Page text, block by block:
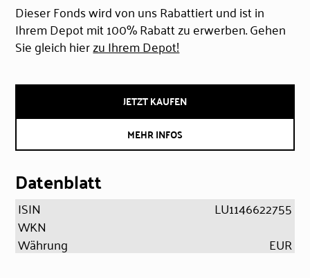
Dieser Fonds wird von uns Rabattiert und ist in
Ihrem Depot mit 100% Rabatt zu erwerben. Gehen
Sie gleich hierzu Ihrem Depot!
JETZT KAUFEN
MEHR INFOS
Datenblatt
ISIN
LU1146622755
WKN
Währung
EUR